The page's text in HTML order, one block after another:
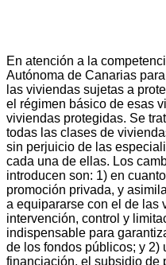
En atención a la
Autónoma de Canarias
las viviendas sujetas a
el régimen básico de esas
viviendas protegidas. Se
todas las clases de
sin perjuicio de las
cada una de ellas. Los
introducen son: 1) en
promoción privada, y
a equipararse con el de las
intervención, control y
indispensable para
de los fondos públicos; y 2)
financiación, el subsidio de